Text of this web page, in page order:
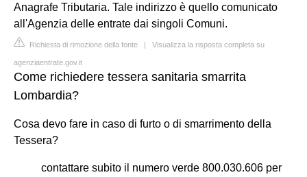
Anagrafe Tributaria. Tale indirizzo è quello comunicato
all'Agenzia delle entrate dai singoli Comuni.
Richiesta di rimozione della fonte | Visualizza la risposta completa su
agenziaentrate.gov.it
Come richiedere tessera sanitaria smarrita
Lombardia?
Cosa devo fare in caso di furto o di smarrimento della
Tessera?
contattare subito il numero verde 800.030.606 per